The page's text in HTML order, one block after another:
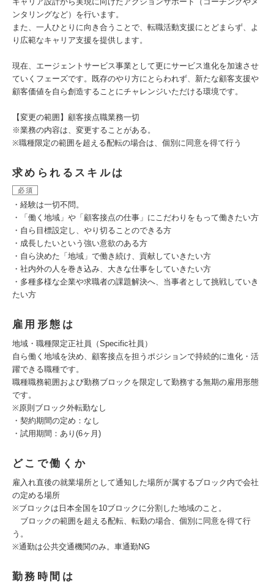
ンタリングなど）を行います。
また、一人ひとりに向き合うことで、転職活動支援にとどまらず、よ
り広範なキャリア支援を提供します。
現在、エージェントサービス事業として更にサービス進化を加速させ
ていくフェーズです。既存のやり方にとらわれず、新たな顧客支援や
顧客価値を自ら創造することにチャレンジいただける環境です。
【変更の範囲】顧客接点職業務一切
※業務の内容は、変更することがある。
※職種限定の範囲を超える配転の場合は、個別に同意を得て行う
求められるスキルは
必須
・経験は一切不問。
・「働く地域」や「顧客接点の仕事」にこだわりをもって働きたい方
・自ら目標設定し、やり切ることのできる方
・成長したいという強い意欲のある方
・自ら決めた「地域」で働き続け、貢献していきたい方
・社内外の人を巻き込み、大きな仕事をしていきたい方
・多種多様な企業や求職者の課題解決へ、当事者として挑戦していき
たい方
雇用形態は
地域・職種限定正社員（Specific社員）
自ら働く地域を決め、顧客接点を担うポジションで持続的に進化・活
躍できる職種です。
職種職務範囲および勤務ブロックを限定して勤務する無期の雇用形態
です。
※原則ブロック外転勤なし
・契約期間の定め：なし
・試用期間：あり(6ヶ月)
どこで働くか
雇入れ直後の就業場所として通知した場所が属するブロック内で会社
の定める場所
※ブロックは日本全国を10ブロックに分割した地域のこと。
ブロックの範囲を超える配転、転勤の場合、個別に同意を得て行
う。
※通勤は公共交通機関のみ。車通勤NG
勤務時間は